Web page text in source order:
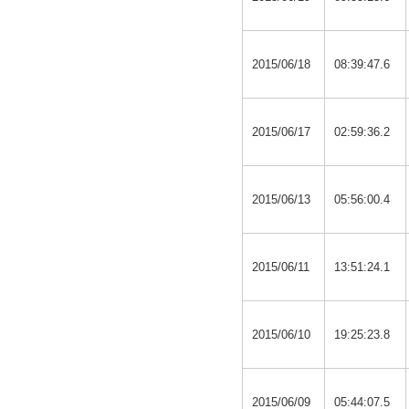
2015/06/18 08:39:47.6
2015/06/17 02:59:36.2
2015/06/13 05:56:00.4
2015/06/11 13:51:24.1
2015/06/10 19:25:23.8
2015/06/09 05:44:07.5